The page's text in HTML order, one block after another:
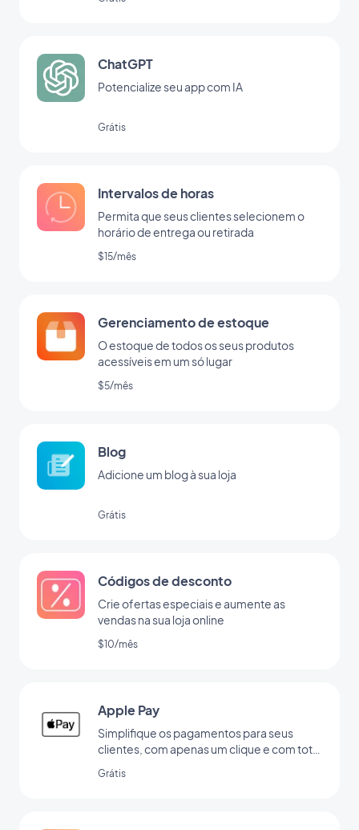
ChatGPT
Potencialize seu app com IA
Grátis
Intervalos de horas
Permita que seus clientes selecionem o
horário de entrega ou retirada
$15/mês
Gerenciamento de estoque
O estoque de todos os seus produtos
acessíveis em um só lugar
$5/mês
Blog
Adicione um blog à sua loja
Grátis
Códigos de desconto
Crie ofertas especiais e aumente as
vendas na sua loja online
$10/mês
Apple Pay
Simplifique os pagamentos para seus
clientes, com apenas um clique e com total
Grátis